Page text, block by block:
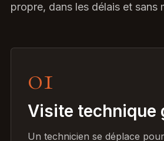
propre, dans les délais et sans
01
Visite technique
Un technicien se déplace